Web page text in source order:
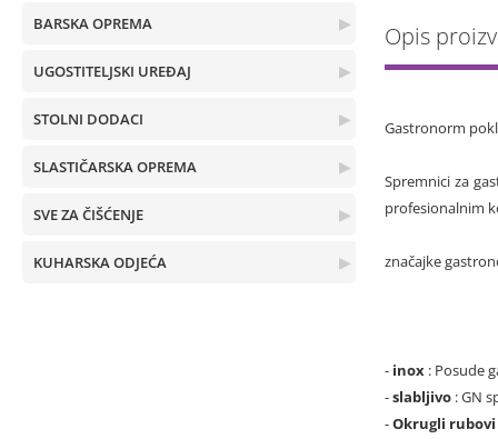
▶
BARSKA OPREMA
▶
UGOSTITELJSKI UREĐAJ
▶
STOLNI DODACI
▶
SLASTIČARSKA OPREMA
▶
SVE ZA ČIŠĆENJE
▶
KUHARSKA ODJEĆA
Opis
Gastronorm
Spremnici za
profesionalnim
značajke
- inox : Posude
-slabljivo : GN
-Okrugli rubovi